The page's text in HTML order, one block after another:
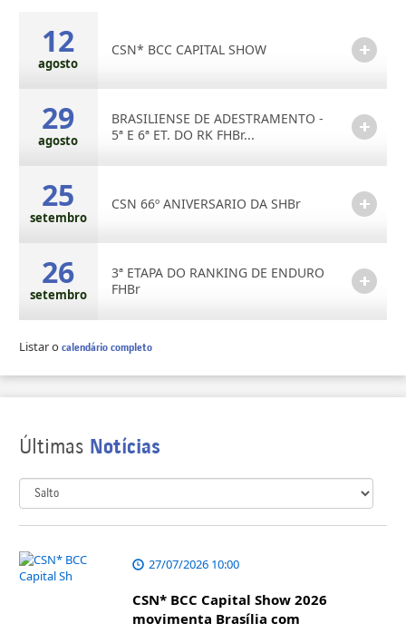
12
agosto
CSN* BCC CAPITAL SHOW
29
agosto
BRASILIENSE DE ADESTRAMENTO -
5ª E 6ª ET. DO RK FHBr...
25
setembro
CSN 66º ANIVERSARIO DA SHBr
26
setembro
3ª ETAPA DO RANKING DE ENDURO
FHBr
Listar o calendário completo
Últimas Notícias
27/07/2026 10:00
CSN* BCC Capital Show 2026
movimenta Brasília com